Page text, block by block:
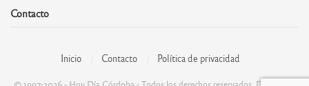
Contacto
Inicio Contacto Política de privacidad